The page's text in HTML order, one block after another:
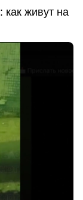
живут на